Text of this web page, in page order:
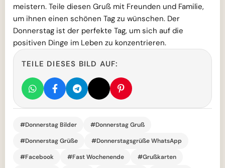
meistern. Teile diesen Gruß mit Freunden und Familie,
um ihnen einen schönen Tag zu wünschen. Der
Donnerstag ist der perfekte Tag, um sich auf die
positiven Dinge im Leben zu konzentrieren.
TEILE DIESES BILD AUF:
#Donnerstag Bilder
#Donnerstag Gruß
#Donnerstag Grüße
#Donnerstagsgrüße WhatsApp
#Facebook
#Fast Wochenende
#Grußkarten